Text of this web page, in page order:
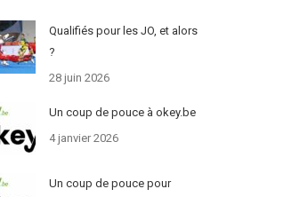
Qualifiés pour les JO, et alors
?
28 juin 2026
Un coup de pouce à okey.be
4 janvier 2026
Un coup de pouce pour